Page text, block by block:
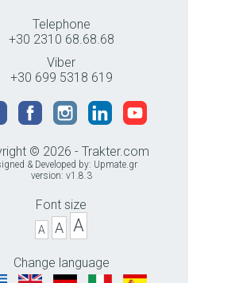
Telephone
+30 2310 68.68.68
Viber
+30 699 5318 619
© 2026 - Trakter.com
& Developed by: Upmate.gr
version: v1.8.3
Font size
A A A
Change language